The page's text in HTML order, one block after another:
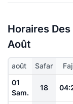
Horaires
Août
août Safar
01
Sam.
18